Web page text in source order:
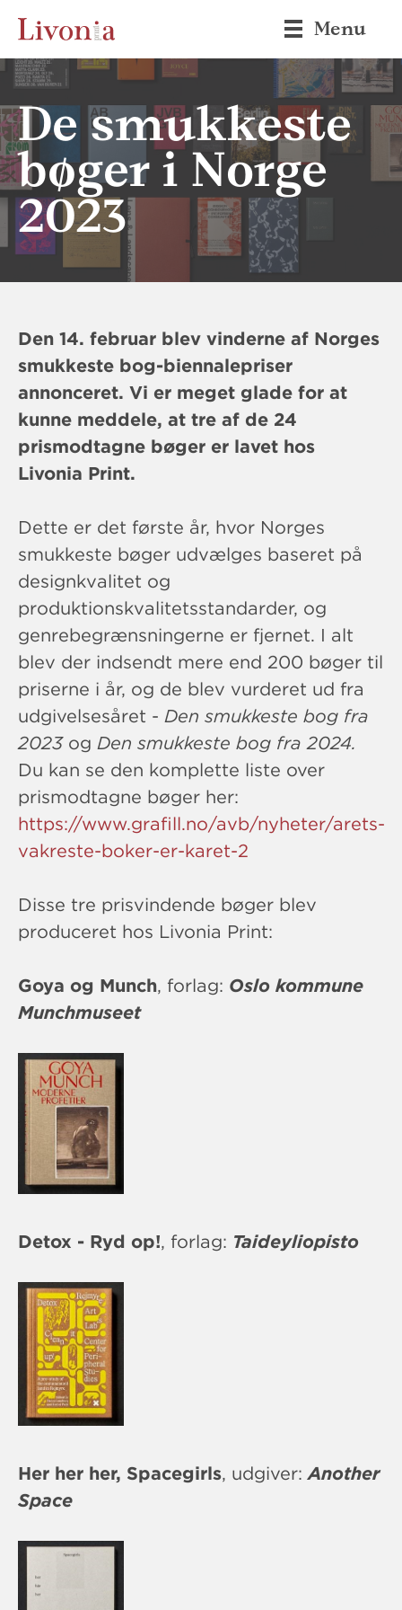
Menu
De smukkeste
bøger i Norge
2023
Den 14. februar blev vinderne af Norges
smukkeste bog-biennalepriser
annonceret. Vi er meget glade for at
kunne meddele, at tre af de 24
prismodtagne bøger er lavet hos
Livonia Print.
Dette er det første år, hvor Norges
smukkeste bøger udvælges baseret på
designkvalitet og
produktionskvalitetsstandarder, og
genrebegrænsningerne er fjernet. I alt
blev der indsendt mere end 200 bøger til
priserne i år, og de blev vurderet ud fra
udgivelsesåret - Den smukkeste bog fra
2023og Den smukkeste bog fra 2024.
Du kan se den komplette liste over
prismodtagne bøger her:
https://www.grafill.no/avb/nyheter/arets-
vakreste-boker-er-karet-2
Disse tre prisvindende bøger blev
produceret hos Livonia Print:
Goya og Munch, forlag: Oslo kommune
Munchmuseet
Detox - Ryd op!, forlag: Taideyliopisto
Her her her, Spacegirls, udgiver:Another
Space